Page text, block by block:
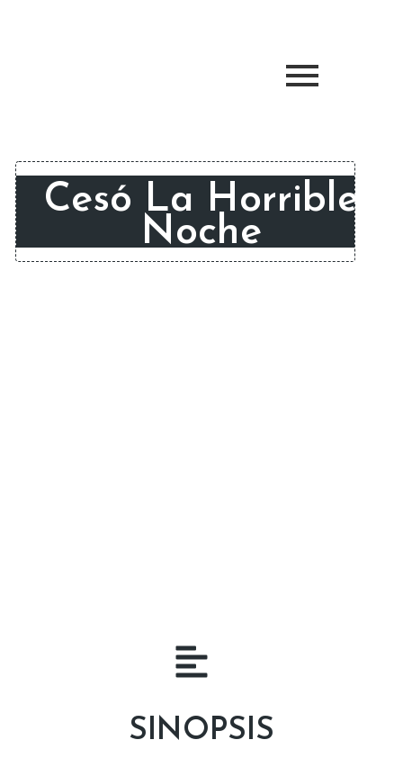
Cesó La Horrible
Noche
SINOPSIS